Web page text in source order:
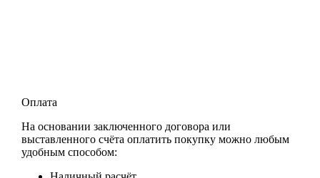
Оплата
На основании заключенного договора или
выставленного счёта оплатить покупку можно любым
удобным способом: